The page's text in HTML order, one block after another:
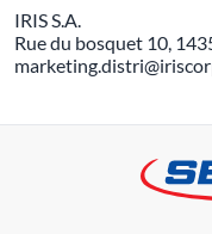
IRIS S.A.
Rue du bosquet 10,